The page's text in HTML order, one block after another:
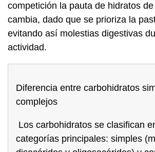
competición la pauta de hidratos
cambia, dado que se prioriza la
evitando así molestias digestivas
actividad.
Diferencia entre carbohidratos
complejos
Los carbohidratos se clasifican
categorías principales: simples